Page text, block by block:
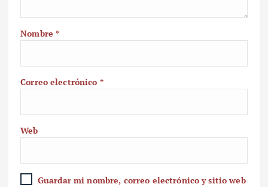
Nombre*
Correo electrónico *
Web
Guardar mi nombre, correo electrónico y sitio web